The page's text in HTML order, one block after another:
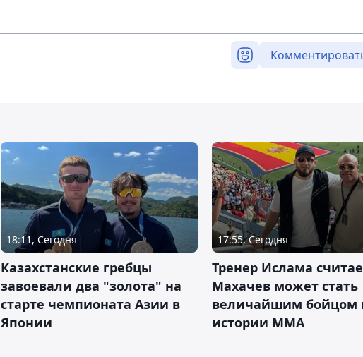
18:11, Сегодня
Казахстанские гребцы
завоевали два "золота" на
старте чемпионата Азии в
Японии
17:55, Сегодня
Тренер Ислама
Махачев может стать
величайшим бойцом
истории ММА